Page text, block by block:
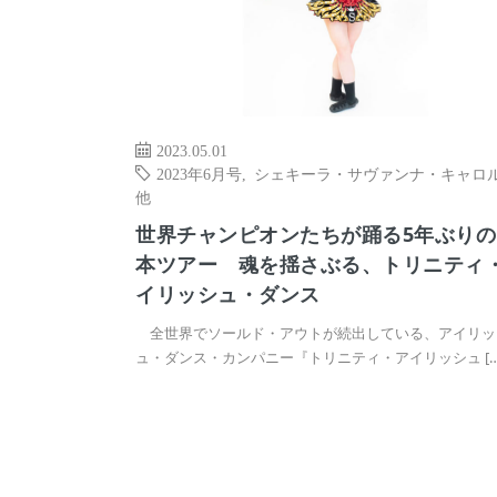
2023.05.01
2023年6月号
シェキーラ・サヴァンナ・キャロ
他
世界チャンピオンたちが踊る5年ぶり
本ツアー 魂を揺さぶる、トリニティ
イリッシュ・ダンス
全世界でソールド・アウトが続出している、アイリ
ュ・ダンス・カンパニー『トリニティ・アイリッシュ